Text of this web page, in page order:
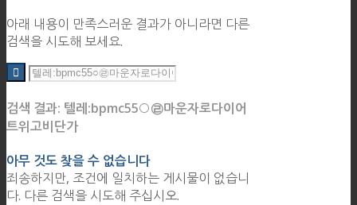
아래 내용이 만족스러운 결과가 아니라면 다른
검색을 시도해 보세요.
검색 결과: 텔레:bpmc55○㉣마운자로다이어
트위고비단가
아무 것도 찾을 수 없습니다
죄송하지만, 조건에 일치하는 게시물이 없습니
다. 다른 검색을 시도해 주십시오.